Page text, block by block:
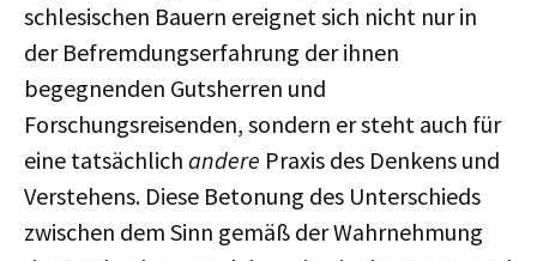
schlesischen Bauern ereignet sich nicht nur in
der Befremdungserfahrung der ihnen
begegnenden Gutsherren und
Forschungsreisenden, sondern er steht auch für
eine tatsächlich andere Praxis des Denkens und
Verstehens. Diese Betonung des Unterschieds
zwischen dem Sinn gemäß der Wahrnehmung